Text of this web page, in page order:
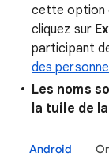
cette option
cliquez sur
participant
des
Les noms
la tuile de
Android